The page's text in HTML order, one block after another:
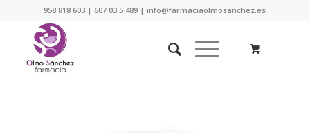
958 818 603 | 607 03 5 489 | info@farmaciaolmosanchez.es